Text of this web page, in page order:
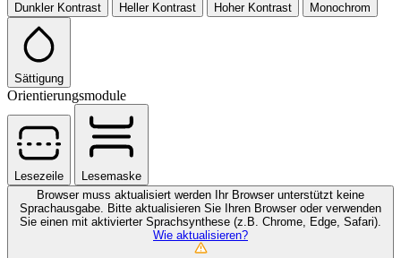
Dunkler Kontrast Heller Kontrast Hoher Kontrast Monochrom
Sättigung
Orientierungsmodule
Lesezeile
Lesemaske
Browser muss aktualisiert werden
Ihr Browser unterstützt keine
Sprachausgabe. Bitte aktualisieren Sie Ihren Browser oder verwenden
Sie einen mit aktivierter Sprachsynthese (z.B. Chrome, Edge, Safari).
Wie aktualisieren?